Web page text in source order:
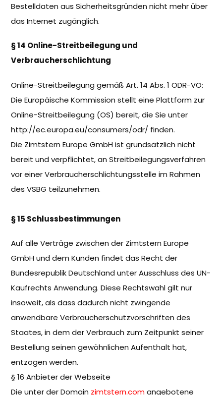
Bestelldaten aus Sicherheitsgründen nicht mehr über
das Internet zugänglich.
§ 14 Online-Streitbeilegung und
Verbraucherschlichtung
Online-Streitbeilegung gemäß Art. 14 Abs. 1 ODR-VO:
Die Europäische Kommission stellt eine Plattform zur
Online-Streitbeilegung (OS) bereit, die Sie unter
http://ec.europa.eu/consumers/odr/ finden.
Die Zimtstern Europe GmbH ist grundsätzlich nicht
bereit und verpflichtet, an Streitbeilegungsverfahren
vor einer Verbraucherschlichtungsstelle im Rahmen
des VSBG teilzunehmen.
§ 15 Schlussbestimmungen
Auf alle Verträge zwischen der Zimtstern Europe
GmbH und dem Kunden findet das Recht der
Bundesrepublik Deutschland unter Ausschluss des UN-
Kaufrechts Anwendung. Diese Rechtswahl gilt nur
insoweit, als dass dadurch nicht zwingende
anwendbare Verbraucherschutzvorschriften des
Staates, in dem der Verbrauch zum Zeitpunkt seiner
Bestellung seinen gewöhnlichen Aufenthalt hat,
entzogen werden.
§ 16 Anbieter der Webseite
Die unter der Domain zimtstern.comangebotene